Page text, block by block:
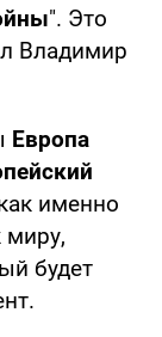
". Это
Владимир
Европа
именно
будет